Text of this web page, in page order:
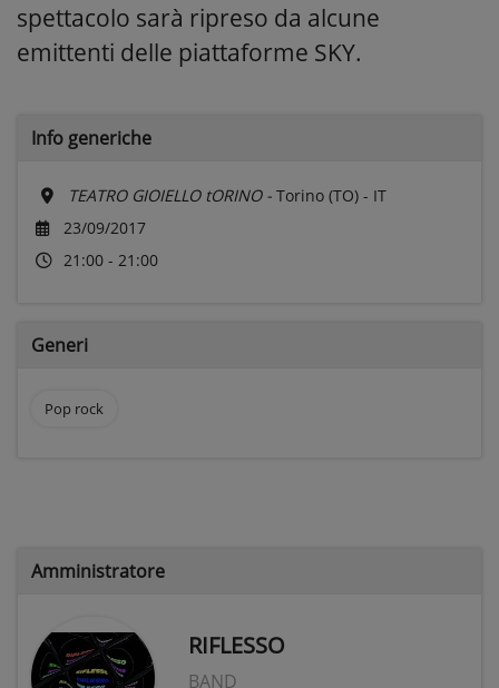
spettacolo sarà ripreso da alcune
emittenti delle piattaforme SKY.
Info generiche
TEATRO GIOIELLO tORINO - Torino (TO) - IT
23/09/2017
21:00 - 21:00
Generi
Pop rock
Amministratore
RIFLESSO
BAND